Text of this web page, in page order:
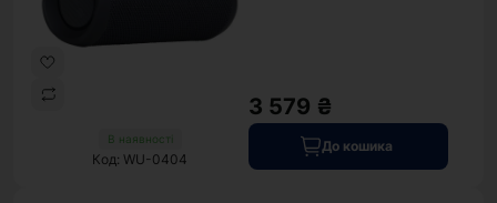
В наявності
Код: WU-0404
3 579 ₴
До кошика